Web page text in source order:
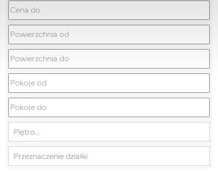
Piętro…
Przeznaczenie działki